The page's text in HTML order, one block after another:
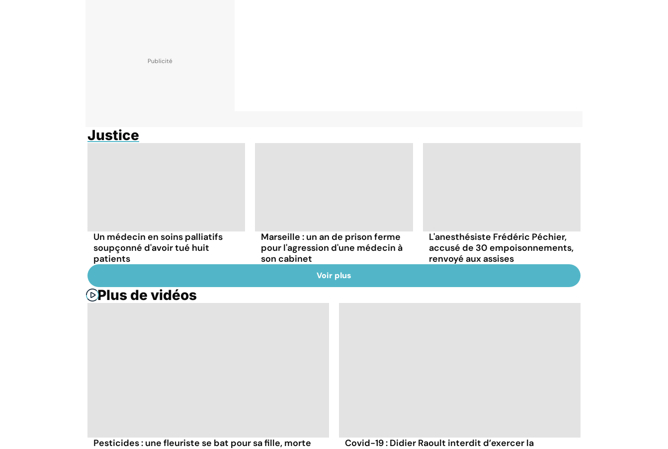
Justice
Un médecin en soins palliatifs
soupçonné d'avoir tué huit
patients
Marseille : un an de prison ferme
pour l'agression d'une médecin à
son cabinet
L'anesthésiste Frédéric Péchier,
accusé de 30 empoisonnements,
renvoyé aux assises
Voir plus
Plus de vidéos
Pesticides : une fleuriste se bat pour sa fille, morte
Covid-19 : Didier Raoult interdit d’exercer la